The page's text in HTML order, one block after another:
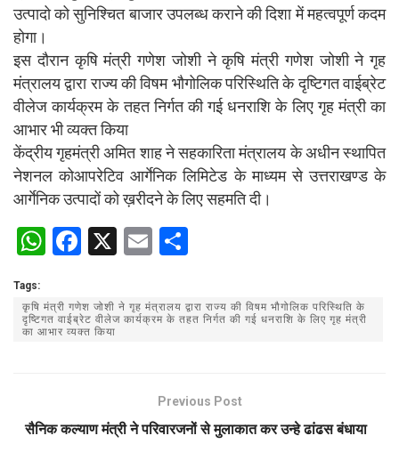
उत्पादो को सुनिश्चित बाजार उपलब्ध कराने की दिशा में महत्वपूर्ण कदम
होगा।
इस दौरान कृषि मंत्री गणेश जोशी ने कृषि मंत्री गणेश जोशी ने गृह
मंत्रालय द्वारा राज्य की विषम भौगोलिक परिस्थिति के दृष्टिगत वाईब्रेट
वीलेज कार्यक्रम के तहत निर्गत की गई धनराशि के लिए गृह मंत्री का
आभार भी व्यक्त किया
केंद्रीय गृहमंत्री अमित शाह ने सहकारिता मंत्रालय के अधीन स्थापित
नेशनल कोआपरेटिव आर्गेनिक लिमिटेड के माध्यम से उत्तराखण्ड के
आर्गेनिक उत्पादों को ख़रीदने के लिए सहमति दी।
W
at
s
F
ce
b
X
E
ail ar
e
Tags:
कृषि मंत्री गणेश जोशी ने गृह मंत्रालय द्वारा राज्य की विषम भौगोलिक परिस्थिति के
दृष्टिगत वाईब्रेट वीलेज कार्यक्रम के तहत निर्गत की गई धनराशि के लिए गृह मंत्री
का आभार व्यक्त किया
Previous Post
सैनिक कल्याण मंत्री ने परिवारजनों से मुलाकात कर उन्हे ढांढस बंधाया